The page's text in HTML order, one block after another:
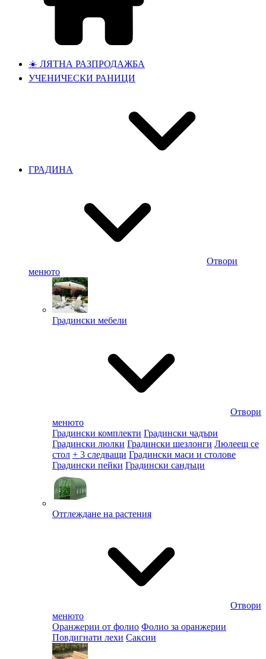
☀️ ЛЯТНА РАЗПРОДАЖБА
УЧЕНИЧЕСКИ РАНИЦИ
ГРАДИНА
Отвори
менюто
Градински мебели
Отвори
менюто
Градински комплекти Градински чадъри
Градински люлки Градински шезлонги Люлеещ се
стол + 3 следващи Градински маси и столове
Градински пейки Градински сандъци
Отглеждане на растения
Отвори
менюто
Оранжерии от фолио Фолио за оранжерии
Повдигнати лехи Саксии